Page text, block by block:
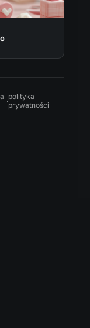
·polityka
prywatności